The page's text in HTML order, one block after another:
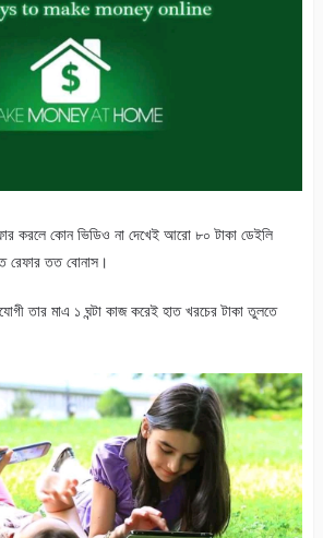
করলে কোন ভিডিও না দেখেই আরো ৮০ টাকা ডেইলি
রেফার তত বোনাস।
তার মাএ ১ ঘন্টা কাজ করেই হাত খরচের টাকা তুলতে